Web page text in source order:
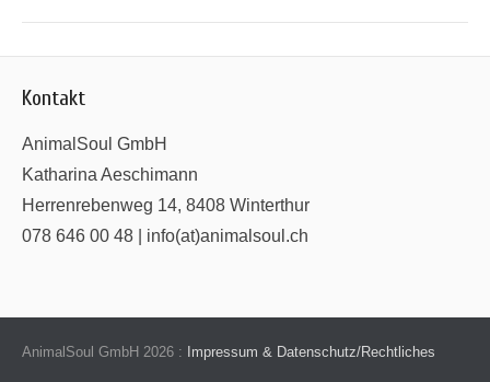
Kontakt
AnimalSoul GmbH
Katharina Aeschimann
Herrenrebenweg 14, 8408 Winterthur
078 646 00 48 | info(at)animalsoul.ch
AnimalSoul GmbH 2026 : Impressum & Datenschutz/Rechtliches